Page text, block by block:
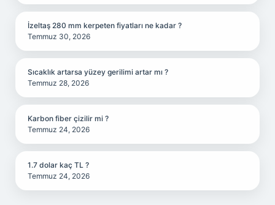
İzeltaş 280 mm kerpeten fiyatları ne kadar ?
Temmuz 30, 2026
Sıcaklık artarsa yüzey gerilimi artar mı ?
Temmuz 28, 2026
Karbon fiber çizilir mi ?
Temmuz 24, 2026
1.7 dolar kaç TL ?
Temmuz 24, 2026